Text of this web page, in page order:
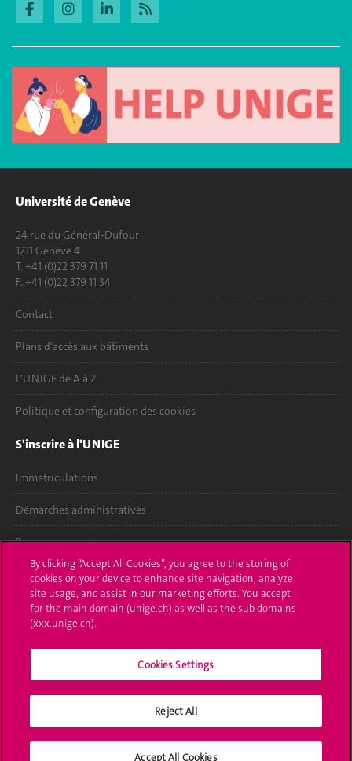
Université de Genève
24 rue du Général-Dufour
1211 Genève 4
T. +41 (0)22 379 71 11
F. +41 (0)22 379 11 34
Contact
Plans d'accès aux bâtiments
L'UNIGE de A à Z
Politique et configuration des cookies
S'inscrire à l'UNIGE
Immatriculations
Démarches administratives
Poser une question
L'UNIGE vous informe
UNIGE Mobile
By clicking “Accept All Cookies”, you agree to the storing of
cookies on your device to enhance site navigation, analyze
site usage, and assist in our marketing efforts. You accept
for the main domain (unige.ch) as well as the sub domains
(xxx.unige.ch).
Cookies Settings
Reject All
Accept All Cookies